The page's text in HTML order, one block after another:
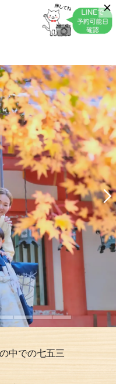
中での七五三